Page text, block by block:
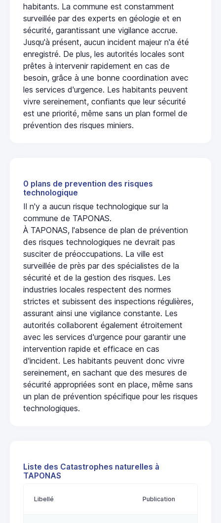
habitants. La commune est constamment
surveillée par des experts en géologie et en
sécurité, garantissant une vigilance accrue.
Jusqu'à présent, aucun incident majeur n'a été
enregistré. De plus, les autorités locales sont
prêtes à intervenir rapidement en cas de
besoin, grâce à une bonne coordination avec
les services d'urgence. Les habitants peuvent
vivre sereinement, confiants que leur sécurité
est une priorité, même sans un plan formel de
prévention des risques miniers.
0 plans de prevention des risques
technologique
Il n'y a aucun risque technologique sur la
commune de TAPONAS.
À TAPONAS, l'absence de plan de prévention
des risques technologiques ne devrait pas
susciter de préoccupations. La ville est
surveillée de près par des spécialistes de la
sécurité et de la gestion des risques. Les
industries locales respectent des normes
strictes et subissent des inspections régulières,
assurant ainsi une vigilance constante. Les
autorités collaborent également étroitement
avec les services d'urgence pour garantir une
intervention rapide et efficace en cas
d'incident. Les habitants peuvent donc vivre
sereinement, en sachant que des mesures de
sécurité appropriées sont en place, même sans
un plan de prévention spécifique pour les risques
technologiques.
Liste des Catastrophes naturelles à
TAPONAS
Libellé Publication